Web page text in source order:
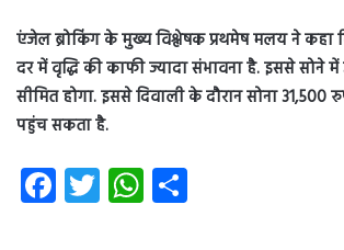
एंजेल ब्रोकिंग के मुख्य विश्लेषक प्रथमेष मलय ने कहा
दर में वृद्धि की काफी ज्यादा संभावना है. इससे सोने में
सीम‍ित होगा. इससे दिवाली के दौरान सोना 31,500
पहुंच सकता है.
Fa
ce
T
wi
W
ha